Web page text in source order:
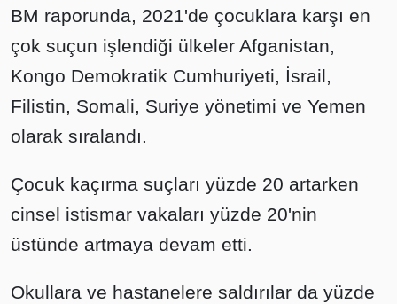
BM raporunda, 2021'de çocuklara karşı en
çok suçun işlendiği ülkeler Afganistan,
Kongo Demokratik Cumhuriyeti, İsrail,
Filistin, Somali, Suriye yönetimi ve Yemen
olarak sıralandı.
Çocuk kaçırma suçları yüzde 20 artarken
cinsel istismar vakaları yüzde 20'nin
üstünde artmaya devam etti.
Okullara ve hastanelere saldırılar da yüzde